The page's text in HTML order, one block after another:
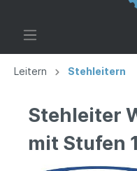
Leitern Stehleitern
Stehleiter
mit Stufen